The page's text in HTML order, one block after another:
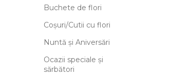
Buchete de flori
Coșuri/Cutii cu flori
Nuntă și Aniversări
Ocazii speciale și
sărbători